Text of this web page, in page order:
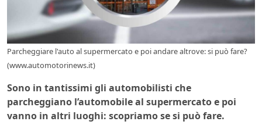
Parcheggiare l'auto al supermercato e poi andare altrove: si può fare?
(www.automotorinews.it)
Sono in tantissimi gli automobilisti che
parcheggiano l’automobile al supermercato e poi
vanno in altri luoghi: scopriamo se si può fare.